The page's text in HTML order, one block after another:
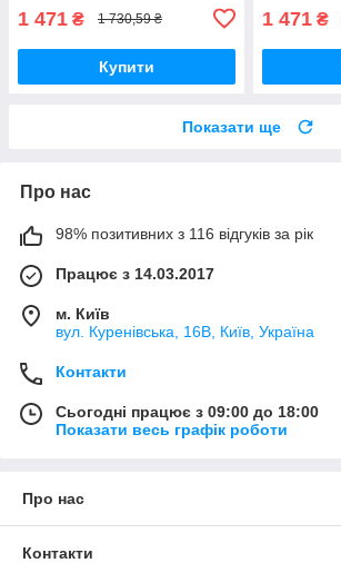
1 471 ₴ 1 730,59 ₴
Купити
1 471 ₴
Показати ще
Про нас
98% позитивних з 116 відгуків за рік
Працює з 14.03.2017
м. Київ
вул. Куренівська, 16В, Київ, Україна
Контакти
Сьогодні працює з 09:00 до 18:00
Показати весь графік роботи
Про нас
Контакти